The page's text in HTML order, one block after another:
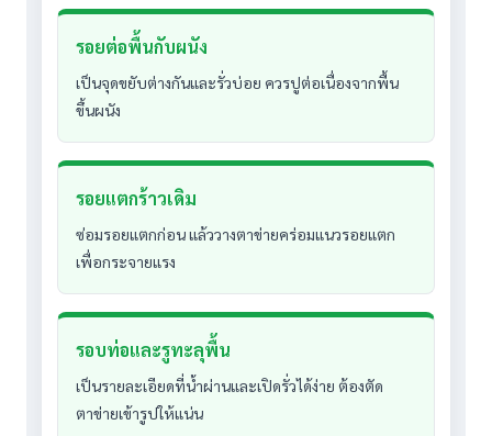
รอยต่อพื้นกับผนัง
เป็นจุดขยับต่างกันและรั่วบ่อย ควรปูต่อเนื่องจากพื้น
ขึ้นผนัง
รอยแตกร้าวเดิม
ซ่อมรอยแตกก่อน แล้ววางตาข่ายคร่อมแนวรอยแตก
เพื่อกระจายแรง
รอบท่อและรูทะลุพื้น
เป็นรายละเอียดที่น้ำผ่านและเปิดรั่วได้ง่าย ต้องตัด
ตาข่ายเข้ารูปให้แน่น